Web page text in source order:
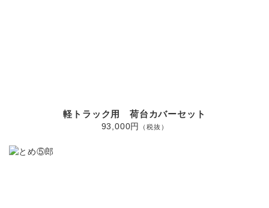
軽トラック用 荷台カバーセット
93,000円
（税抜）